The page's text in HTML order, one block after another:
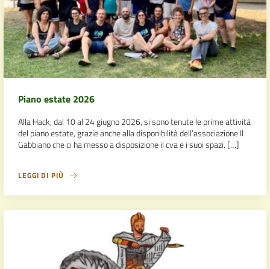
Piano estate 2026
Alla Hack, dal 10 al 24 giugno 2026, si sono tenute le prime attività
del piano estate, grazie anche alla disponibilità dell’associazione Il
Gabbiano che ci ha messo a disposizione il cva e i suoi spazi. […]
LEGGI DI PIÙ